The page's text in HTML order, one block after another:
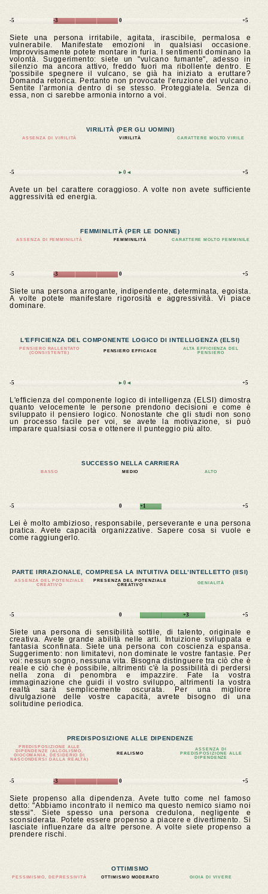
-5 -3 0 +5
Siete una persona irritabile, agitata, irascibile, permalosa e
vulnerabile. Manifestate emozioni in qualsiasi occasione.
Improvvisamente potete montare in furia. I sentimenti dominano la
volontà. Suggerimento: siete un "vulcano fumante", adesso in
silenzio ma ancora attivo, freddo fuori ma ribollente dentro. E
'possibile spegnere il vulcano, se già ha iniziato a eruttare?
Domanda retorica. Pertanto non provocate l'eruzione del vulcano.
Sentite l'armonia dentro di se stesso. Proteggiatela. Senza di
essa, non ci sarebbe armonia intorno a voi.
VIRILITÀ (PER GLI UOMINI)
ASSENZA DI VIRILITÀ VIRILITÀ CARATTERE MOLTO VIRILE
-5 ►0◄ +5
Avete un bel carattere coraggioso. A volte non avete sufficiente
aggressività ed energia.
FEMMINILITÀ (PER LE DONNE)
ASSENZA DI FEMMINILITÀ FEMMINILITÀ CARATTERE MOLTO FEMMINILE
-5 -3 0 +5
Siete una persona arrogante, indipendente, determinata, egoista.
A volte potete manifestare rigorosità e aggressività. Vi piace
dominare.
L'EFFICIENZA DEL COMPONENTE LOGICO DI INTELLIGENZA (ELSI)
PENSIERO RALLENTATO
(CONSISTENTE)
PENSIERO EFFICACE
ALTA EFFICIENZA DEL
PENSIERO
-5 ►0◄ +5
L'efficienza del componente logico di intelligenza (ELSI) dimostra
quanto velocemente le persone prendono decisioni e come è
sviluppato il pensiero logico. Nonostante che gli studi non sono
un processo facile per voi, se avete la motivazione, si può
imparare qualsiasi cosa e ottenere il punteggio più alto.
SUCCESSO NELLA CARRIERA
BASSO MEDIO ALTO
-5 0 +1 +5
Lei è molto ambizioso, responsabile, perseverante e una persona
pratica. Avete capacità organizzative. Sapere cosa si vuole e
come raggiungerlo.
PARTE IRRAZIONALE, COMPRESA LA INTUITIVA DELL’INTELLETTO (IISI)
ASSENZA DEL POTENZIALE
CREATIVO
PRESENZA DEL POTENZIALE
CREATIVO
GENIALITÀ
-5 0 +3 +5
Siete una persona di sensibilità sottile, di talento, originale e
creativa. Avete grande abilità nelle arti. Intuizione sviluppata e
fantasia sconfinata. Siete una persona con coscienza espansa.
Suggerimento: non limitatevi, non dominate le vostre fantasie. Per
voi: nessun sogno, nessuna vita. Bisogna distinguere tra ciò che è
reale e ciò che è possibile, altrimenti c'è la possibilità di perdersi
nella zona di penombra e impazzire. Fate la vostra
immaginazione che guidi il vostro sviluppo, altrimenti la vostra
realtà sarà semplicemente oscurata. Per una migliore
divulgazione delle vostre capacità, avrete bisogno di una
solitudine periodica.
PREDISPOSIZIONE ALLE DIPENDENZE
PREDISPOSIZIONE ALLE
DIPENDENZE (ALCOLISMO,
GIOCOMANIA, DESIDERIO DI
NASCONDERSI DALLA REALTÀ)
REALISMO
ASSENZA DI
PREDISPOSIZIONE ALLE
DIPENDENZE
-5 -3 0 +5
Siete propenso alla dipendenza. Avete tutto come nel famoso
detto: "Abbiamo incontrato il nemico ma questo nemico siamo noi
stessi". Siete spesso una persona credulona, negligente e
sconsiderata. Potete essere propenso a piacere e divertimento. Si
lasciate influenzare da altre persone. A volte siete propenso a
prendere rischi.
OTTIMISMO
PESSIMISMO, DEPRESSIVITÀ OTTIMISMO MODERATO GIOIA DI VIVERE